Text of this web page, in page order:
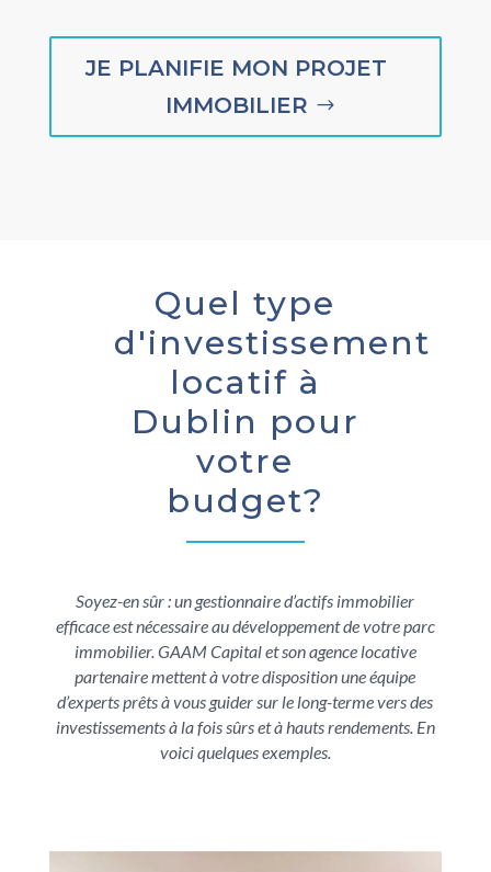
JE PLANIFIE MON PROJET
IMMOBILIER
Quel type
d'investissement
locatif à
Dublin pour
votre
budget?
Soyez-en sûr : un gestionnaire d’actifs immobilier
efficace est nécessaire au développement de votre parc
immobilier. GAAM Capital et son agence locative
partenaire mettent à votre disposition une équipe
d’experts prêts à vous guider sur le long-terme vers des
investissements à la fois sûrs et à hauts rendements. En
voici quelques exemples.